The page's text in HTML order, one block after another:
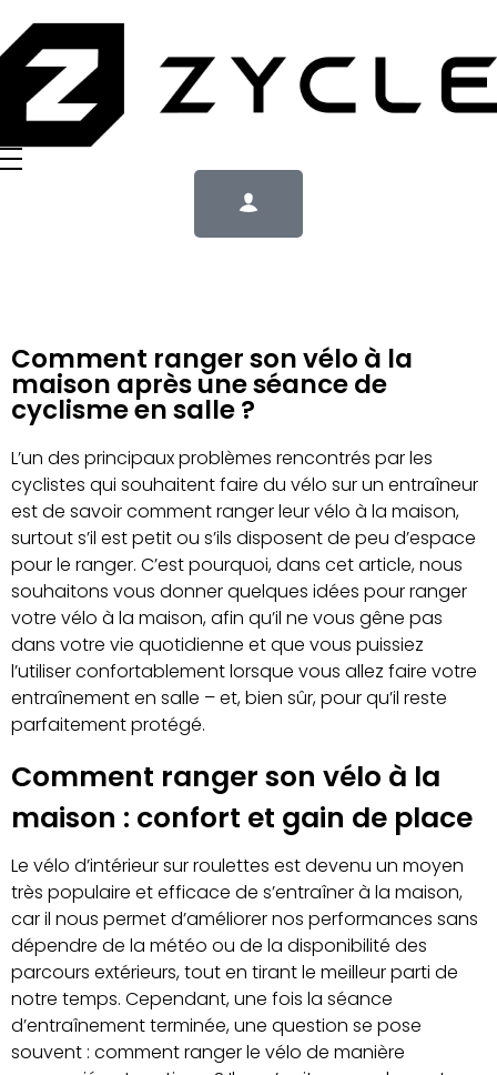
Comment ranger son vélo à la
maison après une séance de
cyclisme en salle ?
L’un des principaux problèmes rencontrés par les
cyclistes qui souhaitent faire du vélo sur un entraîneur
est de savoir comment ranger leur vélo à la maison,
surtout s’il est petit ou s’ils disposent de peu d’espace
pour le ranger. C’est pourquoi, dans cet article, nous
souhaitons vous donner quelques idées pour ranger
votre vélo à la maison, afin qu’il ne vous gêne pas
dans votre vie quotidienne et que vous puissiez
l’utiliser confortablement lorsque vous allez faire votre
entraînement en salle – et, bien sûr, pour qu’il reste
parfaitement protégé.
Comment ranger son vélo à la
maison : confort et gain de place
Le vélo d’intérieur sur roulettes est devenu un moyen
très populaire et efficace de s’entraîner à la maison,
car il nous permet d’améliorer nos performances sans
dépendre de la météo ou de la disponibilité des
parcours extérieurs, tout en tirant le meilleur parti de
notre temps. Cependant, une fois la séance
d’entraînement terminée, une question se pose
souvent : comment ranger le vélo de manière